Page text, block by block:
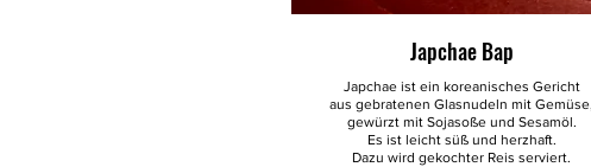
Japchae Bap
Japchae ist ein koreanisches Gericht
aus gebratenen Glasnudeln mit Gemüse,
gewürzt mit Sojasoße und Sesamöl.
Es ist leicht süß und herzhaft.
Dazu wird gekochter Reis serviert.